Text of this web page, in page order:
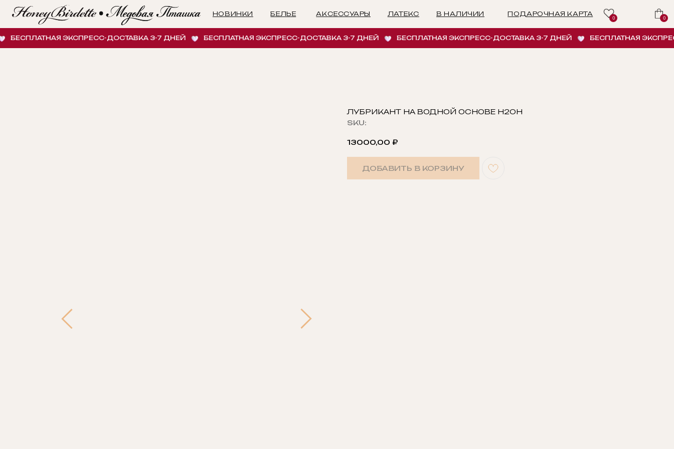
ЛАТЕКС
БЕЛЬЕ ПОДАРОЧНАЯ КАРТА
В НАЛИЧИИ
АКСЕССУАРЫ
НОВИНКИ
0 0
ЭКСПРЕСС-ДОСТАВКА 3-7 ДНЕЙ БЕСПЛАТНАЯ ЭКСПРЕСС-ДОСТАВКА 3-7 ДНЕЙ БЕСПЛАТНАЯ ЭКСПРЕСС-ДОСТАВКА 3-7 ДНЕЙ БЕСПЛАТНАЯ ЭКСПРЕСС-
ЛУБРИКАНТ НА ВОДНОЙ ОСНОВЕ H2OH
SKU:
13000,00 ₽
ДОБАВИТЬ В КОРЗИНУ